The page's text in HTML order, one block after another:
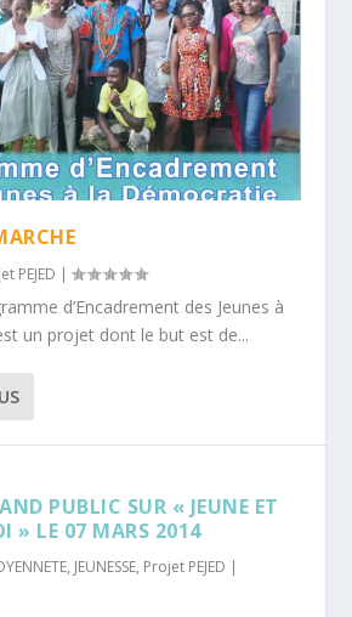
PEJED |
d’Encadrement des Jeunes à
un projet dont le but est de...
PUBLIC SUR « JEUNE ET
» LE 07 MARS 2014
, JEUNESSE, Projet PEJED |